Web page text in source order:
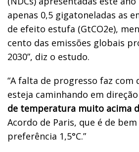
apenas 0,5 gigatoneladas as
de efeito estufa (GtCO2e),
cento das emissões globais
2030”, diz o estudo.
“A falta de progresso faz com
esteja caminhando em
de temperatura muito acima
Acordo de Paris, que é de bem
preferência 1,5°C.”